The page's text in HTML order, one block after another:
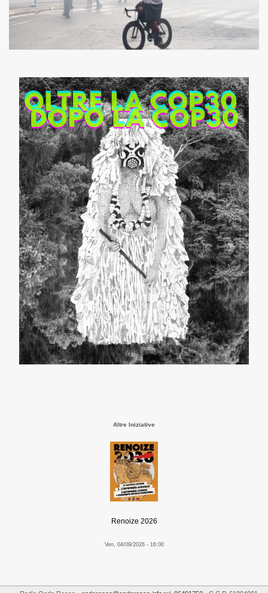
Altre Iniziative
Renoize 2026
Ven, 04/09/2026 - 16:00